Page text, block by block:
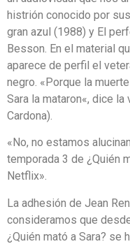
histrión conocido por
gran azul (1988) y El
Besson. En el material
aparece de perfil el
negro. «Porque la
Sara la mataron«, dice
Cardona).
«No, no estamos
temporada 3 de ¿Quién
Netflix».
La adhesión de Jean
consideramos que
¿Quién mató a Sara? se